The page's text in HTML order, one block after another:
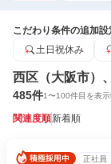
こだわり条件の追加
土日祝休み
西区（大阪市）
485件1〜100件目を表示
関連度順新着順
正社員